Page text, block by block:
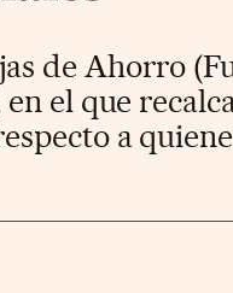
de Ahorro
el que
a